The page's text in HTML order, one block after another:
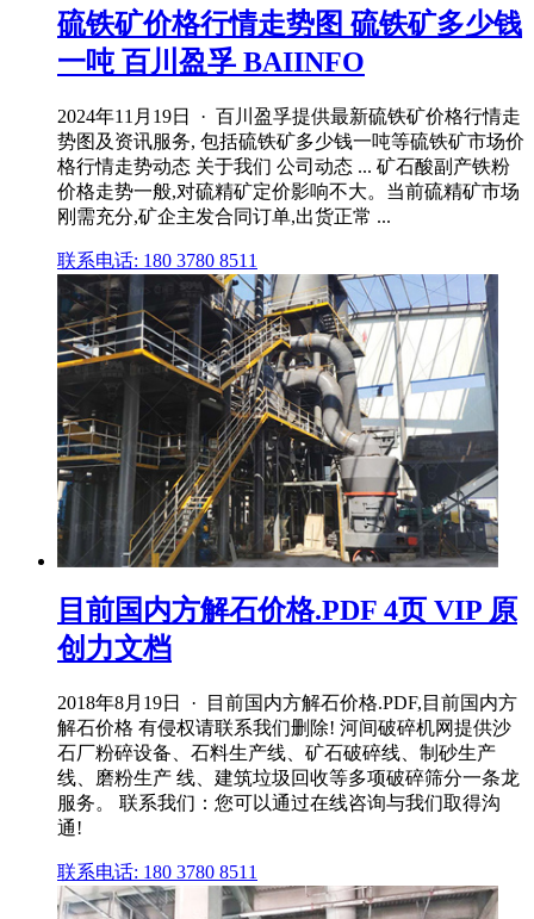
硫铁矿价格行情走势图 硫铁矿多少钱
一吨 百川盈孚 BAIINFO
2024年11月19日 · 百川盈孚提供最新硫铁矿价格行情走
势图及资讯服务, 包括硫铁矿多少钱一吨等硫铁矿市场价
格行情走势动态 关于我们 公司动态 ... 矿石酸副产铁粉
价格走势一般,对硫精矿定价影响不大。当前硫精矿市场
刚需充分,矿企主发合同订单,出货正常 ...
联系电话: 180 3780 8511
目前国内方解石价格.PDF 4页 VIP 原
创力文档
2018年8月19日 · 目前国内方解石价格.PDF,目前国内方
解石价格 有侵权请联系我们删除! 河间破碎机网提供沙
石厂粉碎设备、石料生产线、矿石破碎线、制砂生产
线、磨粉生产 线、建筑垃圾回收等多项破碎筛分一条龙
服务。 联系我们：您可以通过在线咨询与我们取得沟
通!
联系电话: 180 3780 8511